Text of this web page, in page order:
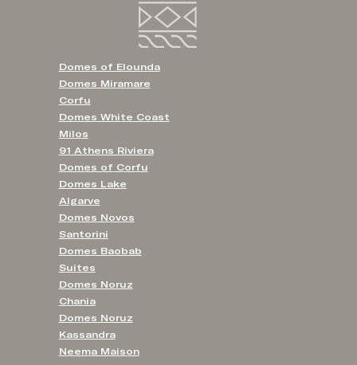
Domes of Elounda
Domes Miramare
Corfu
Domes White Coast
Milos
91 Athens Riviera
Domes of Corfu
Domes Lake
Algarve
Domes Novos
Santorini
Domes Baobab
Suites
Domes Noruz
Chania
Domes Noruz
Kassandra
Neema Maison